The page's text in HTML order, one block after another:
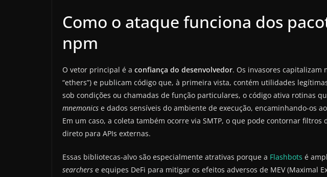
Como o ataque funciona dos
npm
O vetor principal é a confiança do desenvolvedor. Os invasores capitalizam
“ethers”) e publicam código que, à primeira vista, contém utilidades
sob condições ou chamadas de função particulares, o código ativa rotinas
mnemonics e dados sensíveis do ambiente de execução, encaminhando-os
Em um caso, a coleta também ocorre via SMTP, o que pode contornar
direto para APIs externas.
Essas bibliotecas-alvo são especialmente atrativas porque a Flashbots é
searchers e equipes DeFi para mitigar os efeitos adversos de MEV (Maximal